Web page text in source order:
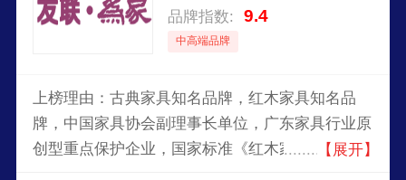
品牌指数: 9.4
中高端品牌
上榜理由：古典家具知名品牌，红木家具知名品
牌，中国家具协会副理事长单位，广东家具行业原
创型重点保护企业，国家标准《红木家具通用技术
【展开】